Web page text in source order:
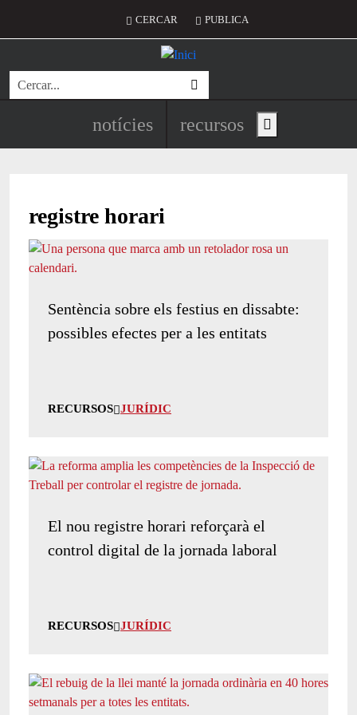
Menú del compte d'usuari
CERCAR PUBLICA
Cerca
Navegació principal de
notícies recursos Show main menu
registre horari
Sentència sobre els festius en dissabte:
possibles efectes per a les entitats
RECURSOS JURÍDIC
El nou registre horari reforçarà el
control digital de la jornada laboral
RECURSOS JURÍDIC